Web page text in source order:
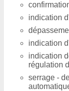
indication
indication
indication
régulation
serrage -